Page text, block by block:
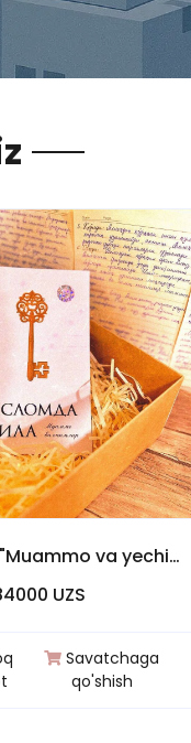
Islomda oila "Muammo va yechimlar"
UZS
Savatchaga
qo'shish